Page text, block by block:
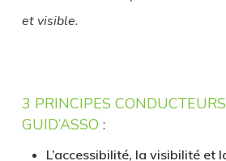
et visible.
3 PRINCIPES
GUID’ASSO :
L’accessibilité, la visibilité et